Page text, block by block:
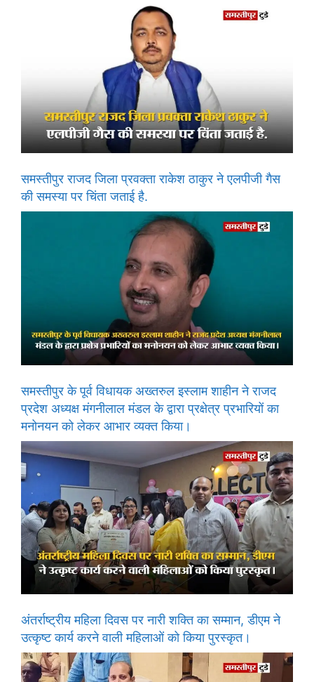
समस्तीपुर राजद जिला प्रवक्ता राकेश ठाकुर ने एलपीजी गैस
की समस्या पर चिंता जताई है.
समस्तीपुर के पूर्व विधायक अख्तरुल इस्लाम शाहीन ने राजद
प्रदेश अध्यक्ष मंगनीलाल मंडल के द्वारा प्रक्षेत्र प्रभारियों का
मनोनयन को लेकर आभार व्यक्त किया।
अंतर्राष्ट्रीय महिला दिवस पर नारी शक्ति का सम्मान, डीएम ने
उत्कृष्ट कार्य करने वाली महिलाओं को किया पुरस्कृत।